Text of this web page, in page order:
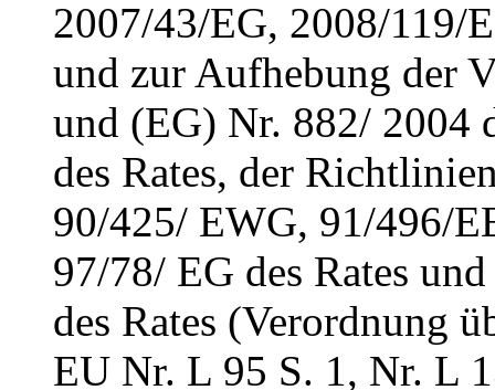
2007/43/EG, 2008/119/
und zur Aufhebung der
und (EG) Nr. 882/ 2004
des Rates, der
90/425/ EWG, 91/496/
97/78/ EG des Rates
des Rates (Verordnung
EU Nr. L 95 S. 1, Nr. L